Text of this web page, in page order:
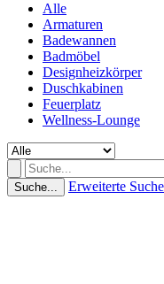
Alle
Armaturen
Badewannen
Badmöbel
Designheizkörper
Duschkabinen
Feuerplatz
Wellness-Lounge
Suche... Erweiterte Suche